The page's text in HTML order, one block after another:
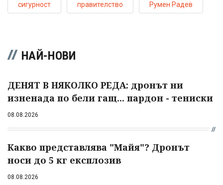
сигурност правителство Румен Радев
НАЙ-НОВИ
ДЕНЯТ В НЯКОЛКО РЕДА: дронът ни
изненада по бели гащ... пардон - тениски
08.08.2026
Какво представлява "Майя"? Дронът
носи до 5 кг експлозив
08.08.2026